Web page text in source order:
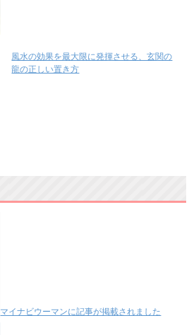
風水の効果を最大限に発揮させる、玄関の
龍の正しい置き方
マイナビウーマンに記事が掲載されました